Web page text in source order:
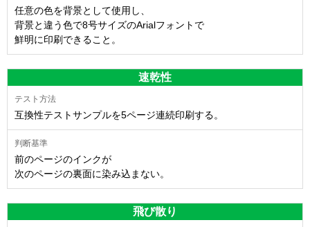
任意の色を背景として使用し、
背景と違う色で8号サイズのArialフォントで
鮮明に印刷できること。
速乾性
互換性テストサンプルを5ページ連続印刷する。
前のページのインクが
次のページの裏面に染み込まない。
飛び散り